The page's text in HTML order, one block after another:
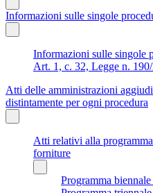
Informazioni sulle singole
Informazioni sulle singole
Art. 1, c. 32, Legge n.
Atti delle amministrazioni
distintamente per ogni procedura
Atti relativi alla
forniture
Programma